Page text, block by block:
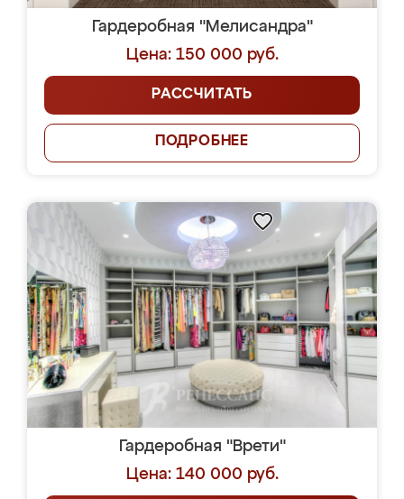
Гардеробная "Мелисандра"
Цена: 150 000 руб.
РАССЧИТАТЬ
ПОДРОБНЕЕ
Гардеробная "Врети"
Цена: 140 000 руб.